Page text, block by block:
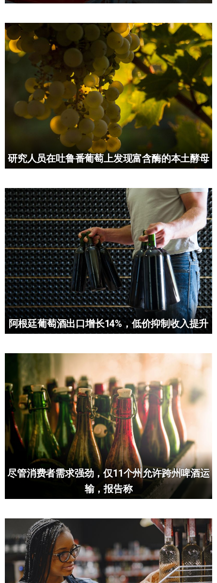
研究人员在吐鲁番葡萄上发现富含酶的本土酵母
阿根廷葡萄酒出口增长14%，低价抑制收入提升
尽管消费者需求强劲，仅11个州允许跨州啤酒运
输，报告称